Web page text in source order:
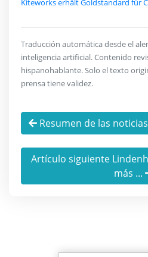
Kiteworks erhält Goldstandard für
Traducción automática desde el
inteligencia artificial. Contenido
hispanohablante. Solo el texto
prensa tiene validez.
Resumen de las noticias
Artículo siguiente
más ...